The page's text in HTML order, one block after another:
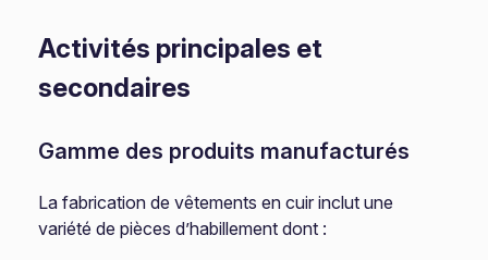
Activités principales et
secondaires
Gamme des produits manufacturés
La fabrication de vêtements en cuir inclut une
variété de pièces d’habillement dont :